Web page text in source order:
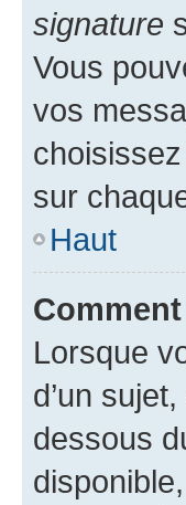
signature
Vous
vos
sur
Haut
Lorsque
d’un
dessous